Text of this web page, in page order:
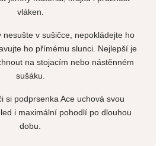
vláken.
v sušičce, nepokládejte ho
ho přímému slunci. Nejlepší je
na stojacím nebo nástěnném
sušáku.
si podprsenka Ace uchová svou
i maximální pohodlí po dlouhou
dobu.